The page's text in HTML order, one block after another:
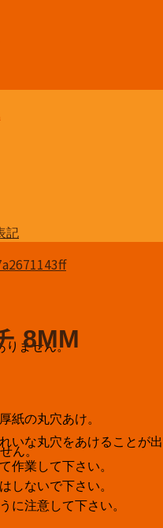
りません。
ん。
記
8MM
紙の丸穴あけ。
いな丸穴をあけることが出
作業して下さい。
しないで下さい。
に注意して下さい。